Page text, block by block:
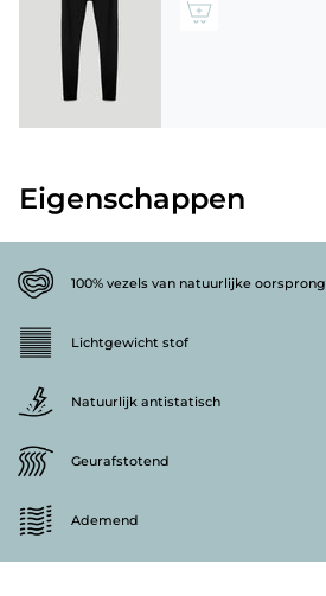
Eigenschappen
100% vezels van natuurlijke oorsprong
Lichtgewicht stof
Natuurlijk antistatisch
Geurafstotend
Ademend